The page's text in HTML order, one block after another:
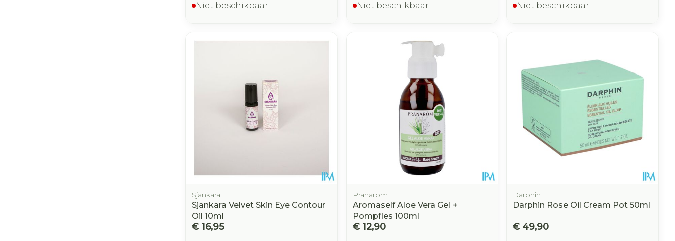
Niet beschikbaar Niet beschikbaar Niet beschikbaar
Sjankara
Sjankara Velvet Skin Eye Contour
Oil 10ml
€ 16,95
Pranarom
Aromaself Aloe Vera Gel +
Pompfles 100ml
€ 12,90
Darphin
Darphin Rose Oil Cream Pot 50ml
€ 49,90